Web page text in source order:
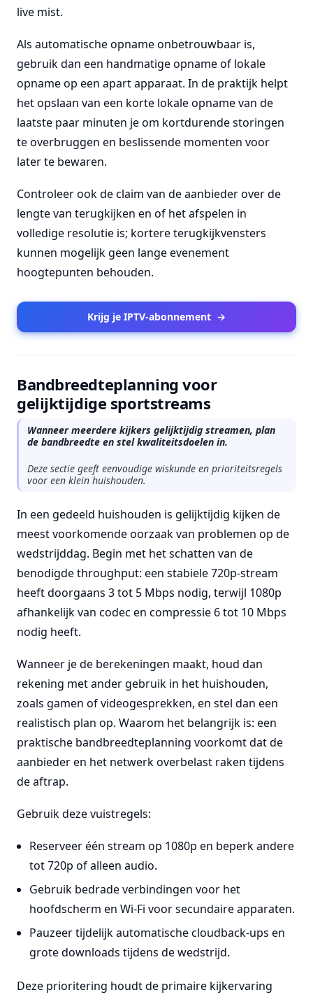
live mist.
Als automatische opname onbetrouwbaar is,
gebruik dan een handmatige opname of lokale
opname op een apart apparaat. In de praktijk helpt
het opslaan van een korte lokale opname van de
laatste paar minuten je om kortdurende storingen
te overbruggen en beslissende momenten voor
later te bewaren.
Controleer ook de claim van de aanbieder over de
lengte van terugkijken en of het afspelen in
volledige resolutie is; kortere terugkijkvensters
kunnen mogelijk geen lange evenement
hoogtepunten behouden.
Krijg je IPTV-abonnement →
Bandbreedteplanning voor
gelijktijdige sportstreams
Wanneer meerdere kijkers gelijktijdig streamen, plan
de bandbreedte en stel kwaliteitsdoelen in.
Deze sectie geeft eenvoudige wiskunde en prioriteitsregels
voor een klein huishouden.
In een gedeeld huishouden is gelijktijdig kijken de
meest voorkomende oorzaak van problemen op de
wedstrijddag. Begin met het schatten van de
benodigde throughput: een stabiele 720p-stream
heeft doorgaans 3 tot 5 Mbps nodig, terwijl 1080p
afhankelijk van codec en compressie 6 tot 10 Mbps
nodig heeft.
Wanneer je de berekeningen maakt, houd dan
rekening met ander gebruik in het huishouden,
zoals gamen of videogesprekken, en stel dan een
realistisch plan op. Waarom het belangrijk is: een
praktische bandbreedteplanning voorkomt dat de
aanbieder en het netwerk overbelast raken tijdens
de aftrap.
Gebruik deze vuistregels:
Reserveer één stream op 1080p en beperk andere
tot 720p of alleen audio.
Gebruik bedrade verbindingen voor het
hoofdscherm en Wi-Fi voor secundaire apparaten.
Pauzeer tijdelijk automatische cloudback-ups en
grote downloads tijdens de wedstrijd.
Deze prioritering houdt de primaire kijkervaring